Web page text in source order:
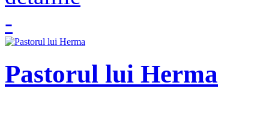
Pastorul lui Herma